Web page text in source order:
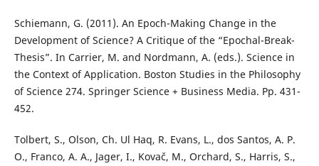
Schiemann, G. (2011). An Epoch-Making Change in the
Development of Science? A Critique of the “Epochal-Break-
Thesis”. In Carrier, M. and Nordmann, A. (eds.). Science in
the Context of Application. Boston Studies in the Philosophy
of Science 274. Springer Science + Business Media. Pp. 431-
452.
Tolbert, S., Olson, Ch. Ul Haq, R. Evans, L., dos Santos, A. P.
O., Franco, A. A., Jager, I., Kovač, M., Orchard, S., Harris, S.,